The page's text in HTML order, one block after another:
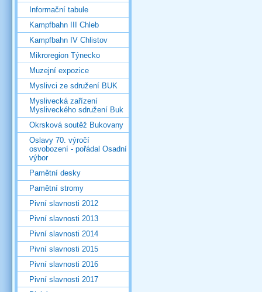
Informační tabule
Kampfbahn III Chleb
Kampfbahn IV Chlistov
Mikroregion Týnecko
Muzejní expozice
Myslivci ze sdružení BUK
Myslivecká zařízení
Mysliveckého sdružení Buk
Okrsková soutěž Bukovany
Oslavy 70. výročí
osvobození - pořádal Osadní
výbor
Pamětní desky
Pamětní stromy
Pivní slavnosti 2012
Pivní slavnosti 2013
Pivní slavnosti 2014
Pivní slavnosti 2015
Pivní slavnosti 2016
Pivní slavnosti 2017